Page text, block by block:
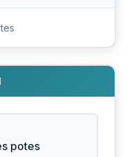
potes